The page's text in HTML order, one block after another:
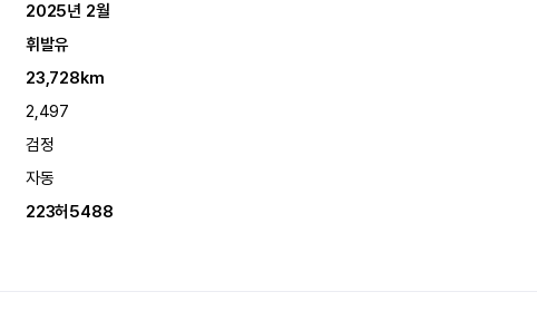
2025년 2월
휘발유
23,728km
2,497
검정
자동
223허5488